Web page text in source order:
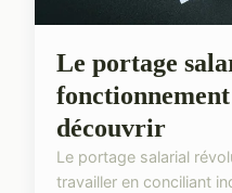
Le portage
découvrir
Le portage salarial
travailler en conciliant